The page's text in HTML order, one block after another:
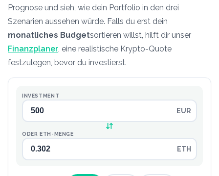
Prognose und sieh, wie dein Portfolio in den drei
Szenarien aussehen würde. Falls du erst dein
monatliches Budgetsortieren willst, hilft dir unser
Finanzplaner, eine realistische Krypto-Quote
festzulegen, bevor du investierst.
INVESTMENT
EUR
ODER ETH-MENGE
ETH